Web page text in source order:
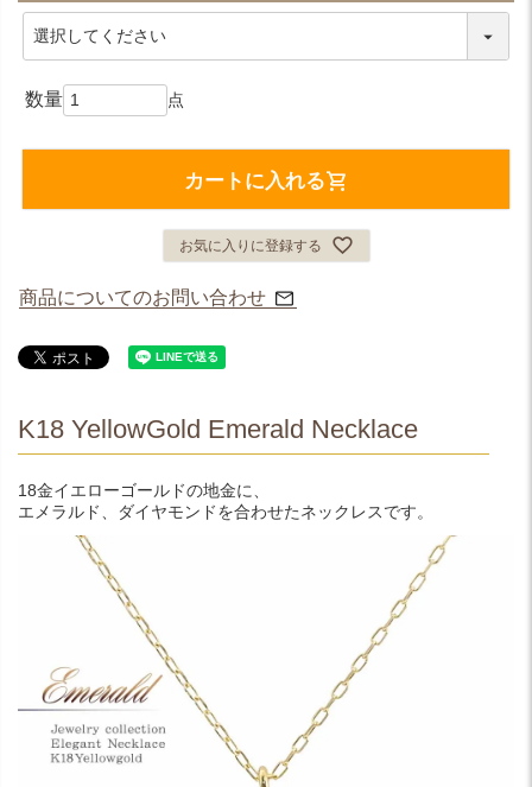
(
カートに入れる
お気に入りに登録する
商品についてのお問い合わせ
K18 YellowGold Emerald Necklace
18金イエローゴールドの地金に、
エメラルド、ダイヤモンドを合わせたネックレスです。